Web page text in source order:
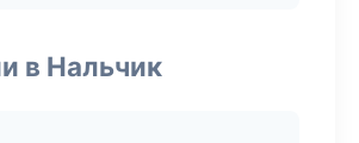
в Нальчик